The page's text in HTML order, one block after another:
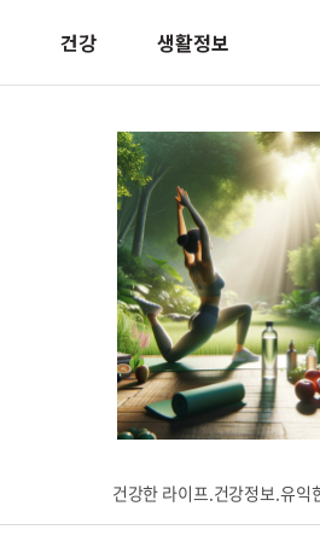
건강 생활정보
건강한 라이프.건강정보.유익